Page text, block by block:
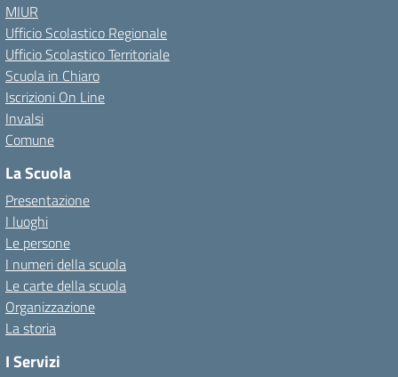
MIUR
Ufficio Scolastico Regionale
Ufficio Scolastico Territoriale
Scuola in Chiaro
Iscrizioni On Line
Invalsi
Comune
La Scuola
Presentazione
I luoghi
Le persone
I numeri della scuola
Le carte della scuola
Organizzazione
La storia
I Servizi